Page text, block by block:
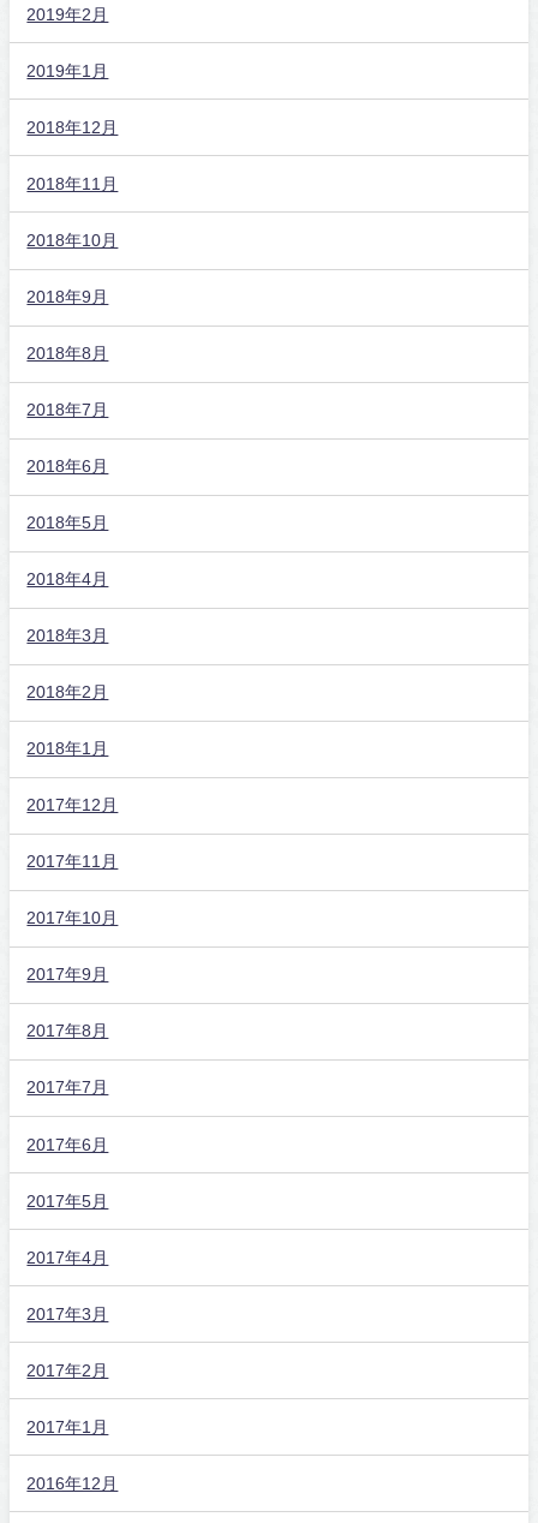
2019年2月
2019年1月
2018年12月
2018年11月
2018年10月
2018年9月
2018年8月
2018年7月
2018年6月
2018年5月
2018年4月
2018年3月
2018年2月
2018年1月
2017年12月
2017年11月
2017年10月
2017年9月
2017年8月
2017年7月
2017年6月
2017年5月
2017年4月
2017年3月
2017年2月
2017年1月
2016年12月